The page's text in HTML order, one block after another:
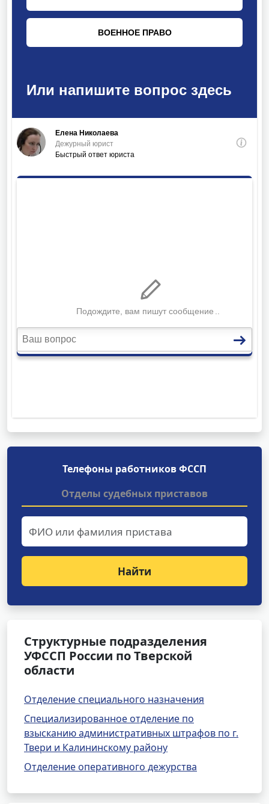
Телефоны работников ФССП
Отделы судебных приставов
Найти
Структурные подразделения
УФССП России по Тверской
области
Отделение специального назначения
Специализированное отделение по
взысканию административных штрафов по г.
Твери и Калининскому району
Отделение оперативного дежурства